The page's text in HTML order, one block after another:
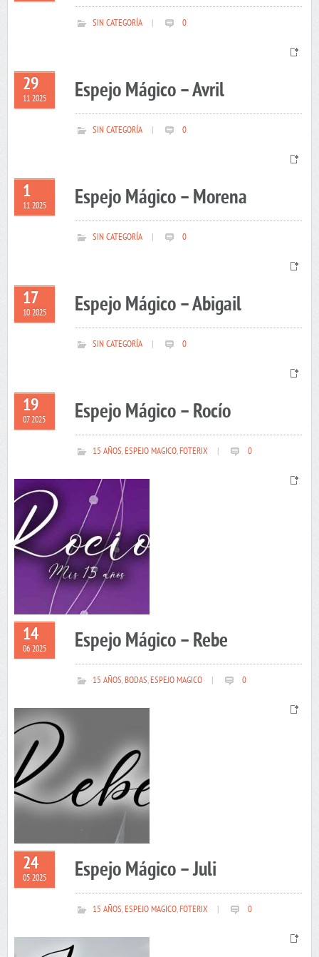
SIN CATEGORÍA 0
29
11 2025 Espejo Mágico – Avril
SIN CATEGORÍA 0
1
11 2025 Espejo Mágico – Morena
SIN CATEGORÍA 0
17
10 2025 Espejo Mágico – Abigail
SIN CATEGORÍA 0
19
07 2025 Espejo Mágico – Rocío
15 AÑOS,ESPEJO MAGICO,FOTERIX 0
14
06 2025 Espejo Mágico – Rebe
15 AÑOS,BODAS,ESPEJO MAGICO 0
24
05 2025 Espejo Mágico – Juli
15 AÑOS,ESPEJO MAGICO,FOTERIX 0